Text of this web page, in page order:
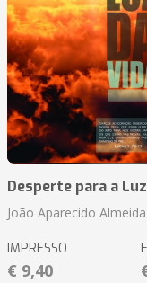
Desperte para a
João Aparecido
IMPRESSO
€ 9,40